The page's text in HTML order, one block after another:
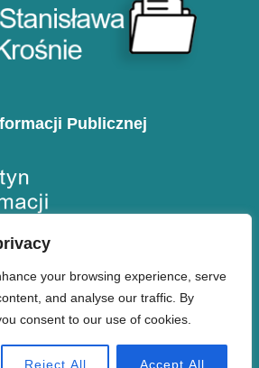
your browsing experience, serve
and analyse our traffic. By
consent to our use of cookies.
Reject All Accept All
Publicznej
Krośnie